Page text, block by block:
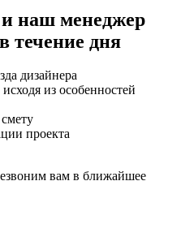
и наш менеджер
течение дня
дизайнера
из особенностей
проекта
вам в ближайшее